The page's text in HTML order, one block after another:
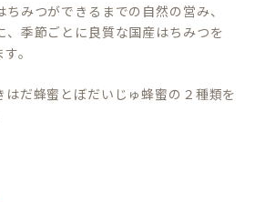
みつができるまでの自然の営み、
、季節ごとに良質な国産はちみつを
。
はだ蜂蜜とぼだいじゅ蜂蜜の２種類を